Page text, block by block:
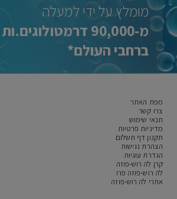
מומלץ על ידי למעלה
מ-90,000 דרמטולוגים.ות
ברחבי העולם*
מפת האתר
צרו קשר
תנאי שימוש
מדיניות פרטיות
תקנון דף תשלום
הצהרת נגישות
הגדרת עוגיות
קרן לה רוש-פוזה
לה רוש-פוזה פרו
אתרי לה רוש-פוזה